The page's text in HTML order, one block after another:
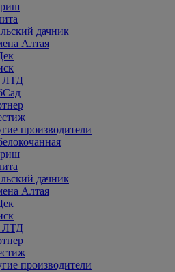
дачник
Алтая
производители
дачник
Алтая
производители